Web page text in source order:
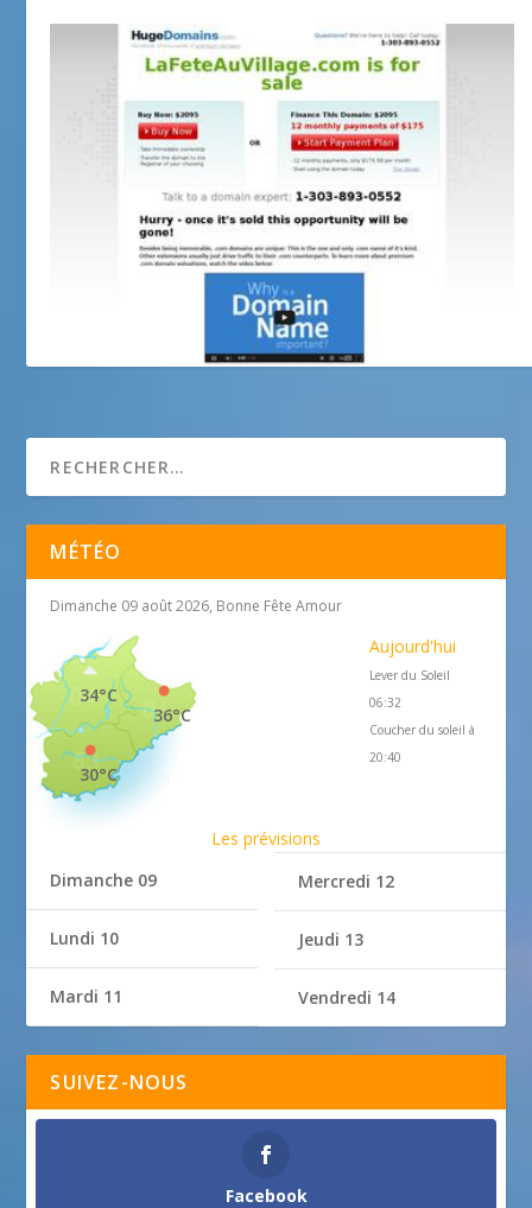
MÉTÉO
Dimanche 09 août 2026, Bonne Fête Amour
36°C
34°C
30°C
Aujourd'hui
Lever du Soleil
06:32
Coucher du soleil à
20:40
Les prévisions
Dimanche 09
Lundi 10
Mardi 11
Mercredi 12
Jeudi 13
Vendredi 14
SUIVEZ-NOUS
Facebook